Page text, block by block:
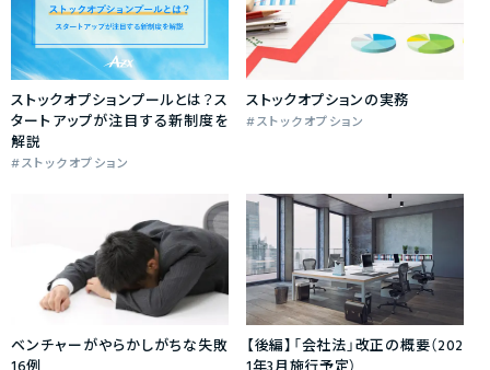
ストックオプションプールとは？ス
タートアップが注目する新制度を
解説
ストックオプション
ストックオプションの実務
ストックオプション
ベンチャーがやらかしがちな失敗
【後編】「会社法」改正の概要（202